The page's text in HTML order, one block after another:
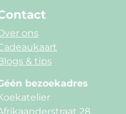
ons
& tips
bezoekadres
28